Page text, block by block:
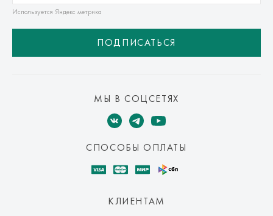
Используется Яндекс метрика
ПОДПИСАТЬСЯ
МЫ В СОЦСЕТЯХ
СПОСОБЫ ОПЛАТЫ
КЛИЕНТАМ